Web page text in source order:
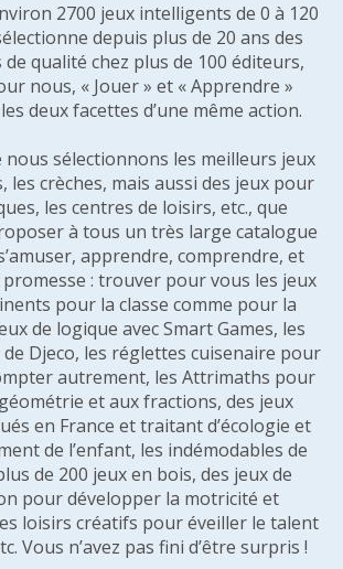
2700 jeux intelligents de 0 à 120
depuis plus de 20 ans des
qualité chez plus de 100 éditeurs,
nous, « Jouer » et « Apprendre »
deux facettes d’une même action.
nous sélectionnons les meilleurs jeux
les crèches, mais aussi des jeux pour
les centres de loisirs, etc., que
à tous un très large catalogue
apprendre, comprendre, et
: trouver pour vous les jeux
pour la classe comme pour la
de logique avec Smart Games, les
Djeco, les réglettes cuisenaire pour
autrement, les Attrimaths pour
et aux fractions, des jeux
en France et traitant d’écologie et
de l’enfant, les indémodables de
de 200 jeux en bois, des jeux de
pour développer la motricité et
loisirs créatifs pour éveiller le talent
Vous n’avez pas fini d’être surpris !